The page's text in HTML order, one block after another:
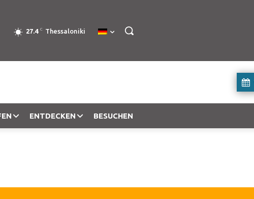
27.4 C Thessaloniki
ENTDECKEN BESUCHEN